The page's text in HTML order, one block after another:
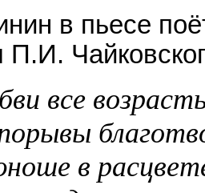
в пьесе
П.И.
все
в